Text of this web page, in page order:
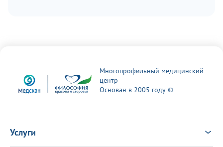
Многопрофильный медицинский
центр
Основан в 2005 году ©
Услуги